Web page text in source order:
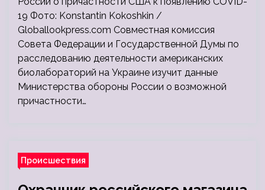
19 Фото: Konstantin Kokoshkin /
Globallookpress.com Совместная комиссия
Совета Федерации и Государственной Думы по
расследованию деятельности американских
биолабораторий на Украине изучит данные
Министерства обороны России о возможной
причастности…
Происшествия